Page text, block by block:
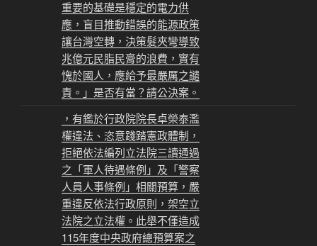
重要的基礎是穩定的電力供
應，盲目推動錯誤的能源政策
讓台灣空轉，決策髮夾彎導致
兆億元民脂民膏的浪費，實有
愧於國人，應給予最嚴厲之譴
責。」是否有當？請公決案。
，有鑑於行政院院長卓榮泰濫
權違法、恣意踐踏憲政體制，
拒絕依法編列立法院三讀通過
之「軍人待遇條例」及「警察
人員人事條例」相關預算，嚴
重違反依法行政原則，架空立
法院之立法權。此舉不僅造成
115年度中央政府總預算案之